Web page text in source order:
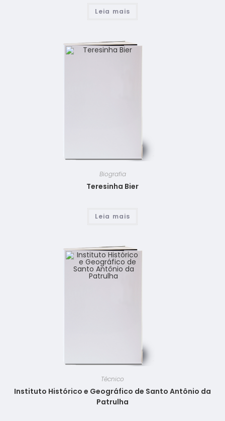
Leia mais
Biografia
Teresinha Bier
Leia mais
Técnico
Instituto Histórico e Geográfico de Santo Antônio da
Patrulha